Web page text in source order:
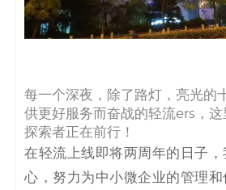
每一个深夜，除了路灯，亮光的
供更好服务而奋战的轻流ers，
探索者正在前行！
在轻流上线即将两周年的日子，
心，努力为中小微企业的管理